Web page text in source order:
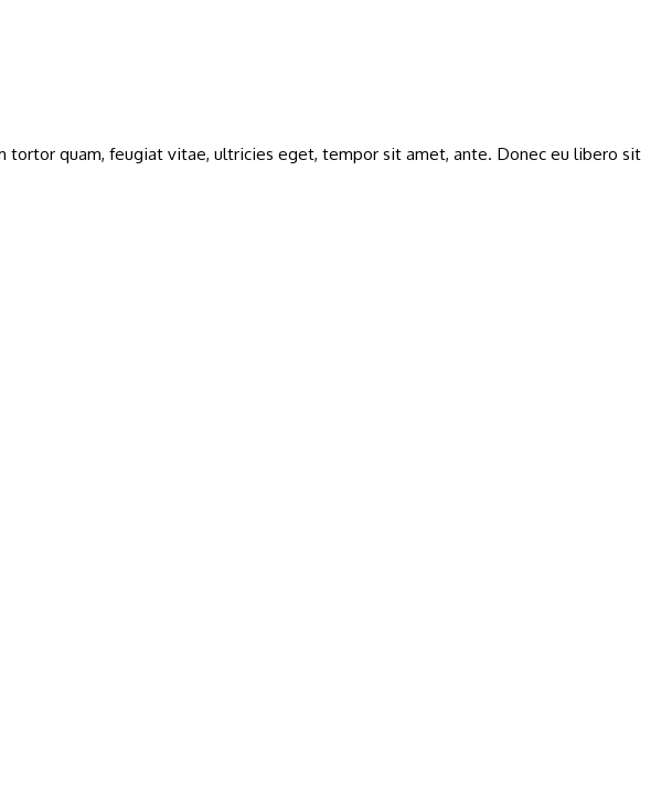
quam, feugiat vitae, ultricies eget, tempor sit amet, ante. Donec eu libero sit